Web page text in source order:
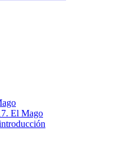
El Mago